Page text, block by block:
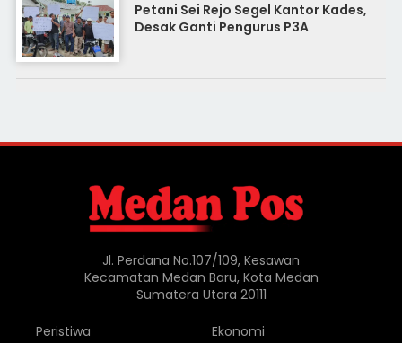
Petani Sei Rejo Segel Kantor Kades,
Desak Ganti Pengurus P3A
Jl. Perdana No.107/109, Kesawan
Kecamatan Medan Baru, Kota Medan
Sumatera Utara 20111
Peristiwa
Ekonomi